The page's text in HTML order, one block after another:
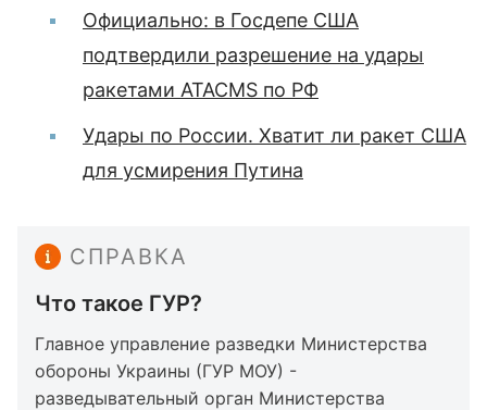
Официально: в Госдепе США
подтвердили разрешение на удары
ракетами ATACMS по РФ
Удары по России. Хватит ли ракет США
для усмирения Путина
СПРАВКА
Что такое ГУР?
Главное управление разведки Министерства
обороны Украины (ГУР МОУ) -
разведывательный орган Министерства